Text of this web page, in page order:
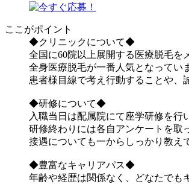
ここがポイント
◆クリニックについて◆
全国に60院以上展開する医療脱毛を
全身医療脱毛が一番人気となってい
患者様目線で考え行動することや、
◆研修について◆
入職当日は配属院にて座学研修を行
研修終わりには各自アンケートを取
接遇についても一からしっかり教え
◆豊富なキャリアパス◆
年齢や経歴は関係なく、どなたでも